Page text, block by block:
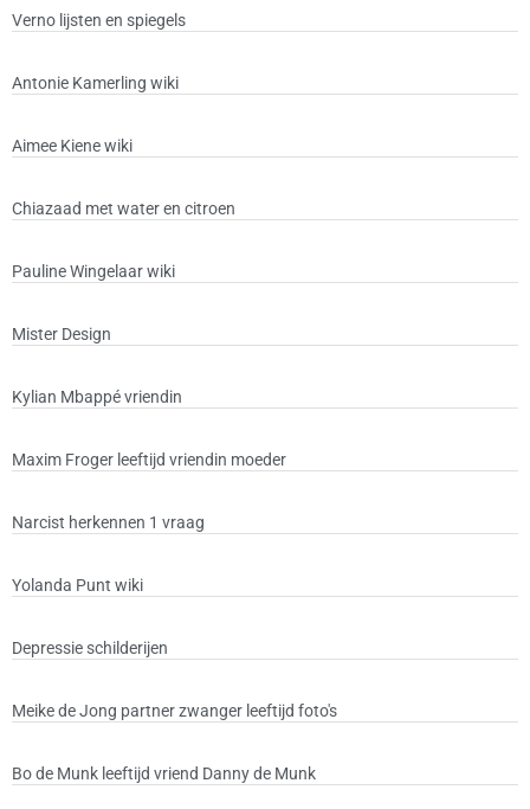
Verno lijsten en spiegels
Antonie Kamerling wiki
Aimee Kiene wiki
Chiazaad met water en citroen
Pauline Wingelaar wiki
Mister Design
Kylian Mbappé vriendin
Maxim Froger leeftijd vriendin moeder
Narcist herkennen 1 vraag
Yolanda Punt wiki
Depressie schilderijen
Meike de Jong partner zwanger leeftijd foto's
Bo de Munk leeftijd vriend Danny de Munk